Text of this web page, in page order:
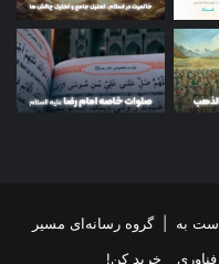
گروه رسانه‌ای مسیر
فناوری خرید کن!